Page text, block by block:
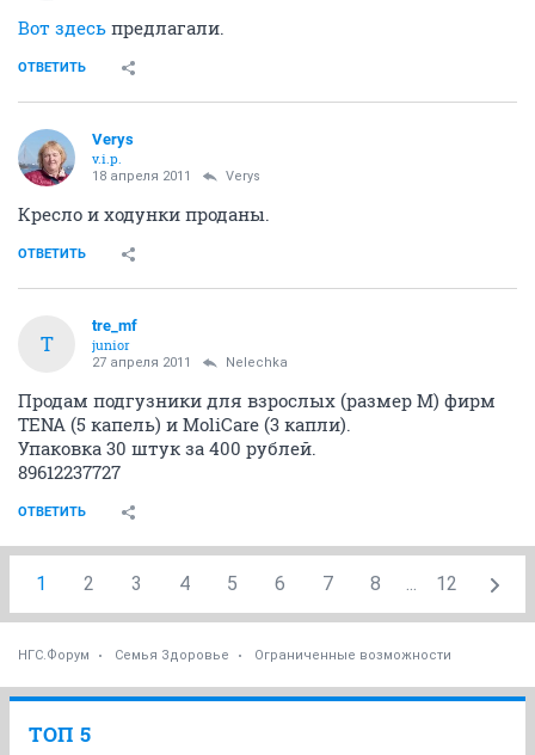
Вот здесь предлагали.
ОТВЕТИТЬ
Verys
v.i.p.
18 апреля 2011 Verys
Кресло и ходунки проданы.
ОТВЕТИТЬ
T
tre_mf
junior
27 апреля 2011 Nelechka
Продам подгузники для взрослых (размер М) фирм
TENA (5 капель) и MoliCare (3 капли).
Упаковка 30 штук за 400 рублей.
89612237727
ОТВЕТИТЬ
1 2 3 4 5 6 7 8 ... 12
НГС.Форум Семья Здоровье Ограниченные возможности
ТОП 5